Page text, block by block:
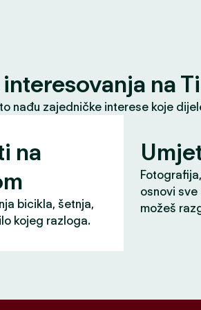
na
nađu zajedničke interese koje
na
bicikla, šetnja,
kojeg razloga.
osnovi
možeš